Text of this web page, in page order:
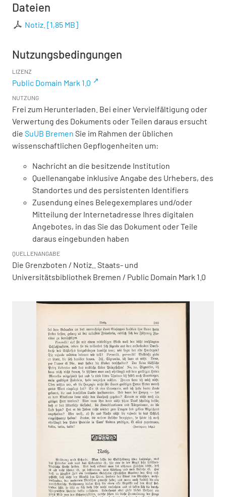
Dateien
Notiz. [1,85 MB]
Nutzungsbedingungen
LIZENZ
Public Domain Mark 1.0
NUTZUNG
Frei zum Herunterladen. Bei einer Vervielfältigung oder
Verwertung des Dokuments oder Teilen daraus ersucht
die SuUB Bremen Sie im Rahmen der üblichen
wissenschaftlichen Gepflogenheiten um:
Nachricht an die besitzende Institution
Quellenangabe inklusive Angabe des Urhebers, des
Standortes und des persistenten Identifiers
Zusendung eines Belegexemplares und/oder
Mitteilung der Internetadresse Ihres digitalen
Angebotes, in das Sie das Dokument oder Teile
daraus eingebunden haben
QUELLENANGABE
Die Grenzboten / Notiz.. Staats- und
Universitätsbibliothek Bremen / Public Domain Mark 1.0